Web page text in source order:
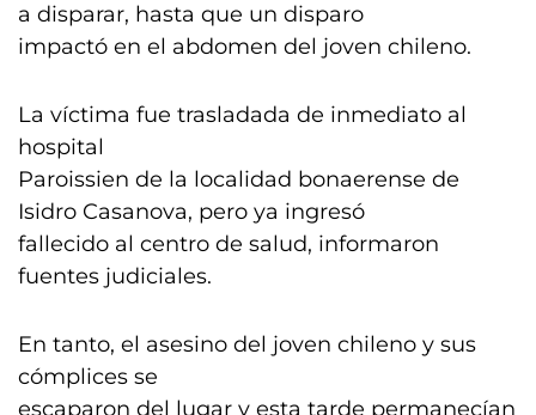
a disparar, hasta que un disparo
impactó en el abdomen del joven chileno.
La víctima fue trasladada de inmediato al
hospital
Paroissien de la localidad bonaerense de
Isidro Casanova, pero ya ingresó
fallecido al centro de salud, informaron
fuentes judiciales.
En tanto, el asesino del joven chileno y sus
cómplices se
escaparon del lugar y esta tarde permanecían